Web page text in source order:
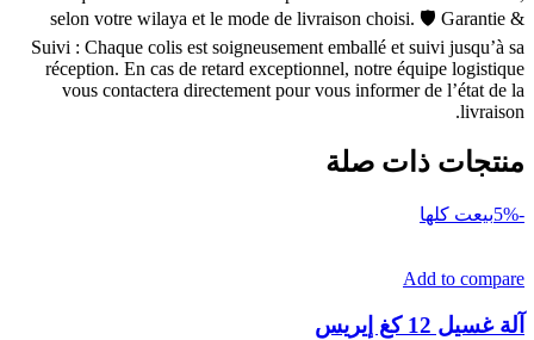
selon votre wilaya et le mode de livraison choisi. 🛡 Garantie &
Suivi : Chaque colis est soigneusement emballé et suivi jusqu’à sa
réception. En cas de retard exceptionnel, notre équipe logistique
vous contactera directement pour vous informer de l’état de la
livraison.
منتجات ذات صلة
-5% بيعت كلها
Add to compare
آلة غسيل 12 كغ إيريس